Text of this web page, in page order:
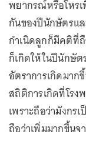
พยากรณ์หรือโหรเ
กันของปีนักษัตรแ
กำเนิดลูกก็มีคติที่
ก็เกิดให้ในปีนักษัต
อัตราการเกิดมาก
สถิติการเกิดที่โรง
เพราะถือว่ามังกร
ถือว่าเพิ่มมากขึ้น